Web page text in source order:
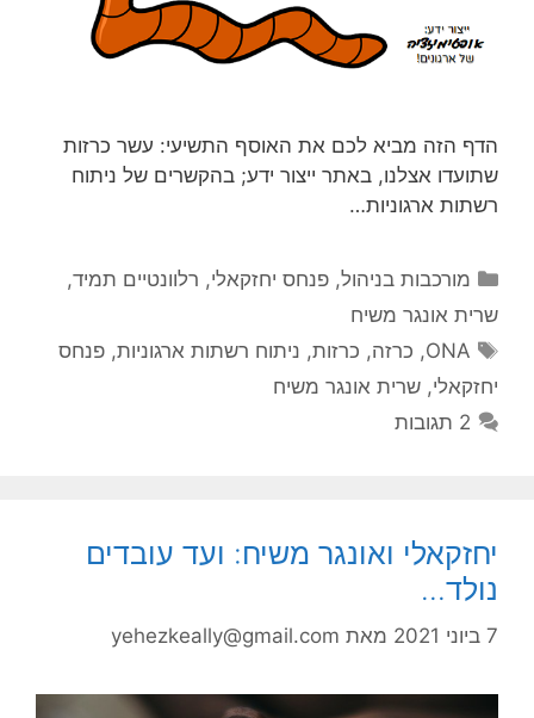
הדף הזה מביא לכם את האוסף התשיעי: עשר כרזות
שתועדו אצלנו, באתר ייצור ידע; בהקשרים של ניתוח
רשתות ארגוניות…
קטגוריות
מורכבות בניהול,פנחס יחזקאלי, רלוונטיים תמיד,
שרית אונגר משיח
תגיות
ONA
, כרזה, כרזות, ניתוח רשתות ארגוניות,פנחס
יחזקאלי, שרית אונגר משיח
2 תגובות
יחזקאלי ואונגר משיח: ועד עובדים
נולד…
7 ביוני 2021 מאת yehezkeally@gmail.com